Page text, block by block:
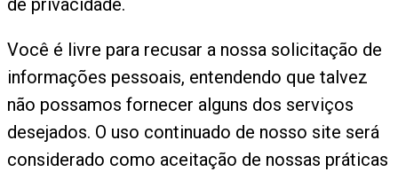
Você é livre para recusar a nossa solicitação de
informações pessoais, entendendo que talvez
não possamos fornecer alguns dos serviços
desejados. O uso continuado de nosso site será
considerado como aceitação de nossas práticas